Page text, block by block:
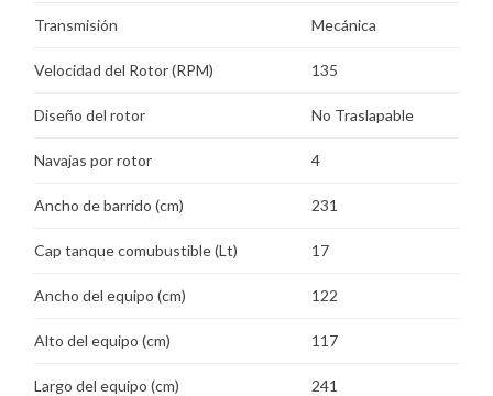
Transmisión Mecánica
Velocidad del Rotor (RPM) 135
Diseño del rotor No Traslapable
Navajas por rotor 4
Ancho de barrido (cm) 231
Cap tanque comubustible (Lt) 17
Ancho del equipo (cm) 122
Alto del equipo (cm) 117
Largo del equipo (cm) 241